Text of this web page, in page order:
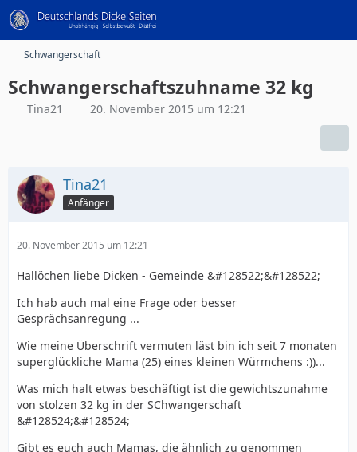
Schwangerschaft
Schwangerschaftszuhname 32 kg
Tina21 20. November 2015 um 12:21
Tina21
Anfänger
20. November 2015 um 12:21
Hallöchen liebe Dicken - Gemeinde &#128522;&#128522;
Ich hab auch mal eine Frage oder besser
Gesprächsanregung ...
Wie meine Überschrift vermuten läst bin ich seit 7 monaten
superglückliche Mama (25) eines kleinen Würmchens :))...
Was mich halt etwas beschäftigt ist die gewichtszunahme
von stolzen 32 kg in der SChwangerschaft
&#128524;&#128524;
Gibt es euch auch Mamas, die ähnlich zu genommen